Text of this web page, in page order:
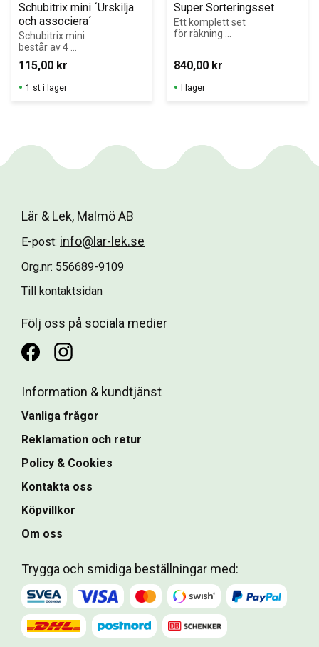
Schubitrix mini ´Urskilja
och associera´
Schubitrix mini
består av 4
kortlekar med
13 kort.
115,00 kr
1 st i lager
Super Sorteringsset
Ett komplett set
för räkning
840,00 kr
I lager
Lär & Lek, Malmö AB
E-post: info@lar-lek.se
Org.nr: 556689-9109
Till kontaktsidan
Följ oss på sociala medier
Information & kundtjänst
Vanliga frågor
Reklamation och retur
Policy & Cookies
Kontakta oss
Köpvillkor
Om oss
Trygga och smidiga beställningar med: